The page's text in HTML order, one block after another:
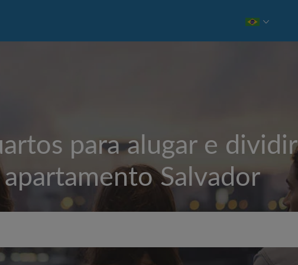
para alugar e dividir
apartamentoSalvador
Aluguel máximo por mês (R$)